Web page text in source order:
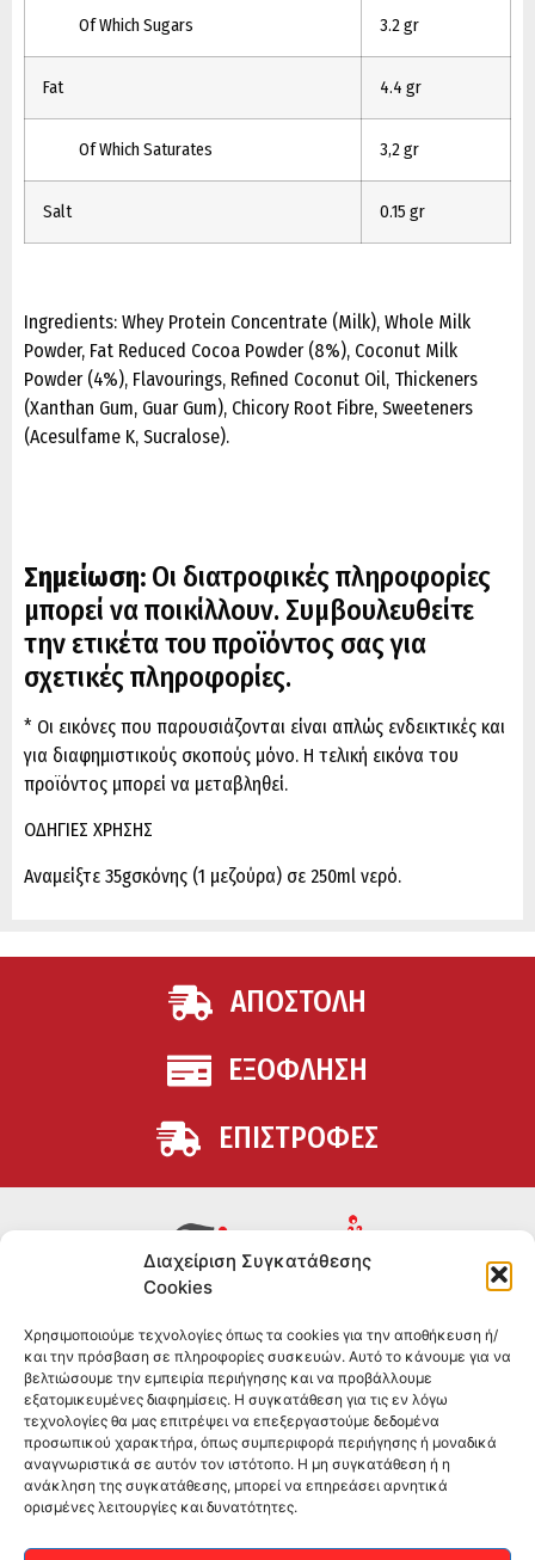
Διαχείριση Συγκατάθεσης
Cookies
Χρησιμοποιούμε τεχνολογίες όπως τα cookies για την αποθήκευση ή/
και την πρόσβαση σε πληροφορίες συσκευών. Αυτό το κάνουμε για να
βελτιώσουμε την εμπειρία περιήγησης και να προβάλλουμε
εξατομικευμένες διαφημίσεις. Η συγκατάθεση για τις εν λόγω
τεχνολογίες θα μας επιτρέψει να επεξεργαστούμε δεδομένα
προσωπικού χαρακτήρα, όπως συμπεριφορά περιήγησης ή μοναδικά
αναγνωριστικά σε αυτόν τον ιστότοπο. Η μη συγκατάθεση ή η
ανάκληση της συγκατάθεσης, μπορεί να επηρεάσει αρνητικά
ορισμένες λειτουργίες και δυνατότητες.
Of Which Sugars 3.2 gr
Fat 4.4 gr
Of Which Saturates 3,2 gr
Salt 0.15 gr
Ingredients: Whey Protein Concentrate (Milk), Whole Milk
Powder, Fat Reduced Cocoa Powder (8%), Coconut Milk
Powder (4%), Flavourings, Refined Coconut Oil, Thickeners
(Xanthan Gum, Guar Gum), Chicory Root Fibre, Sweeteners
(Acesulfame K, Sucralose).
Σημείωση: Οι διατροφικές πληροφορίες
μπορεί να ποικίλλουν. Συμβουλευθείτε
την ετικέτα του προϊόντος σας για
σχετικές πληροφορίες.
* Οι εικόνες που παρουσιάζονται είναι απλώς ενδεικτικές και
για διαφημιστικούς σκοπούς μόνο. Η τελική εικόνα του
προϊόντος μπορεί να μεταβληθεί.
ΟΔΗΓΙΕΣ ΧΡΗΣΗΣ
Αναμείξτε 35gσκόνης (1 μεζούρα) σε 250ml νερό.
ΑΠΟΣΤΟΛΗ
ΕΞΟΦΛΗΣΗ
ΕΠΙΣΤΡΟΦΕΣ
θέλουν να βελτιώσουν τη διατροφή και την υγεία τους.
Επώνυμα brands και εμπειρία ετών στο χώρο.
ΠΛΗΡΟΦΟΡΙΕΣ
-ΤΗΛ:2551 181428
–ΟΡΟΙ & ΠΡΟΣΩΠΙΚΑ ΔΕΔΟΜΕΝΑ